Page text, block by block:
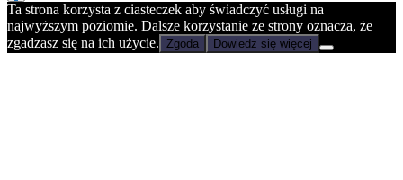
Ta strona korzysta z ciasteczek aby świadczyć usługi na
najwyższym poziomie. Dalsze korzystanie ze strony oznacza, że
zgadzasz się na ich użycie.
Zgoda Dowiedz się więcej